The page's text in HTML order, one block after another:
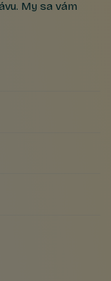
My sa vám